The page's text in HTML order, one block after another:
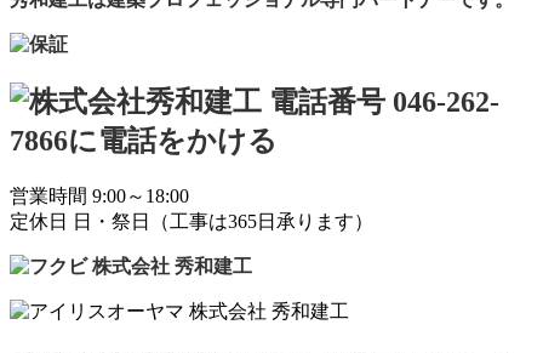
営業時間 9:00～18:00
定休日 日・祭日（工事は365日承ります）